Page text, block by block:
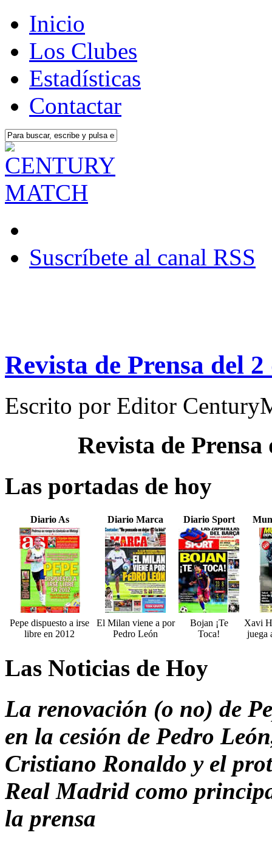
Inicio
Los Clubes
Estadísticas
Contactar
Suscríbete al canal RSS
Revista de Prensa del
Escrito por Editor
Revista de
Las portadas de hoy
Diario As Diario Marca Diario Sport
Pepe dispuesto a irse
libre en 2012
El Milan viene a por
Pedro León
Bojan ¡Te
Toca!
Xavi
juega
Las Noticias de Hoy
La renovación (o no) de
en la cesión de Pedro
Cristiano Ronaldo y el
Real Madrid como
la prensa